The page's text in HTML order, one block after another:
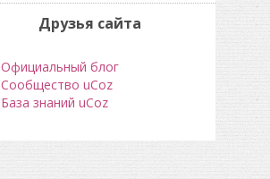
Друзья сайта
Официальный блог
Сообщество uCoz
База знаний uCoz